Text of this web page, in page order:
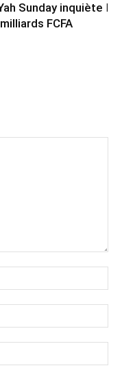
Sunday inquiète ǀ
FCFA